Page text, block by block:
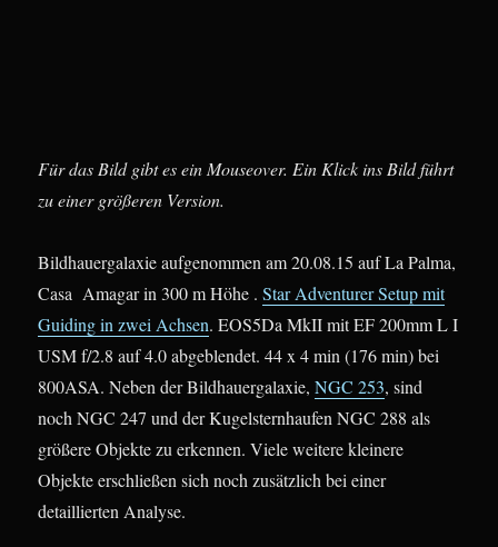
Für das Bild gibt es ein Mouseover. Ein Klick ins Bild führt
zu einer größeren Version.
Bildhauergalaxie aufgenommen am 20.08.15 auf La Palma,
Casa Amagar in 300 m Höhe .Star Adventurer Setup mit
Guiding in zwei Achsen. EOS5Da MkII mit EF 200mm L I
USM f/2.8 auf 4.0 abgeblendet. 44 x 4 min (176 min) bei
800ASA. Neben der Bildhauergalaxie,NGC 253, sind
noch NGC 247 und der Kugelsternhaufen NGC 288 als
größere Objekte zu erkennen. Viele weitere kleinere
Objekte erschließen sich noch zusätzlich bei einer
detaillierten Analyse.